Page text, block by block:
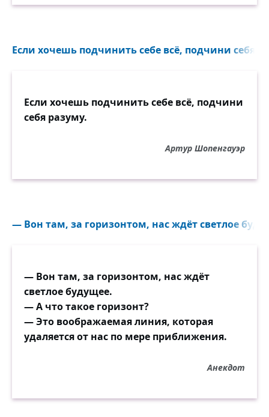
Если хочешь подчинить себе всё, подчини себя
Если хочешь подчинить себе всё, подчини
себя разуму.
Артур Шопенгауэр
— Вон там, за горизонтом, нас ждёт светлое
— Вон там, за горизонтом, нас ждёт
светлое будущее.
— А что такое горизонт?
— Это воображаемая линия, которая
удаляется от нас по мере приближения.
Анекдот